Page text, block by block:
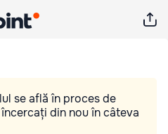
se află în proces de
din nou în câteva